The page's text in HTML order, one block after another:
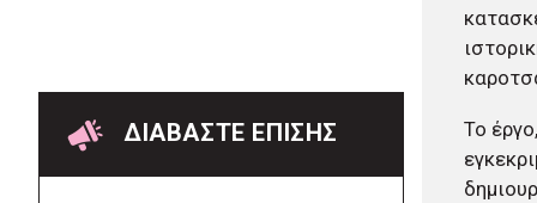
Το
Συμβάσεις 645.000 ευρώ για τη
φροντίδα των αδέσποτων
ζώων
πριν από 2 μέρες
ΔΙΑΒΑΣΤΕ ΕΠΙΣΗΣ